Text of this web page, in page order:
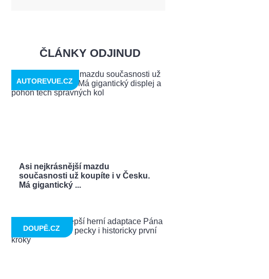
ČLÁNKY ODJINUD
Asi nejkrásnější mazdu
současnosti už koupíte i v Česku.
Má gigantický ...
AUTOREVUE.CZ
DOUPĚ.CZ